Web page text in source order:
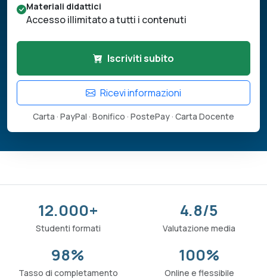
Materiali didattici
Accesso illimitato a tutti i contenuti
Iscriviti subito
Ricevi informazioni
Carta · PayPal · Bonifico · PostePay · Carta Docente
12.000+
Studenti formati
4.8/5
Valutazione media
98%
Tasso di completamento
100%
Online e flessibile